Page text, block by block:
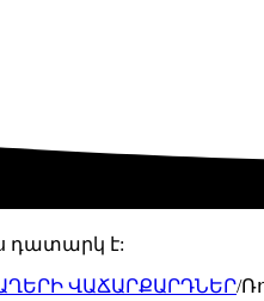
դատարկ է:
ՎԱՃԱՐՔԱՐԴՆԵՐ/